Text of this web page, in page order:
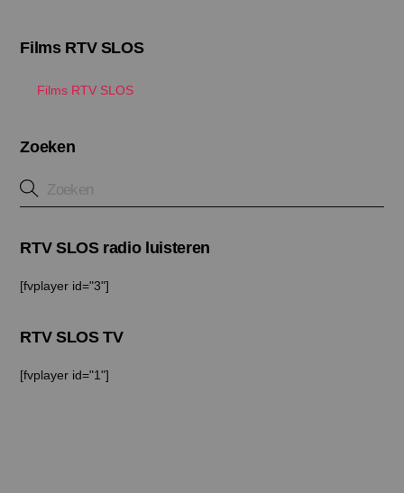
Films RTV SLOS
Films RTV SLOS
Zoeken
RTV SLOS radio luisteren
[fvplayer id="3"]
RTV SLOS TV
[fvplayer id="1"]